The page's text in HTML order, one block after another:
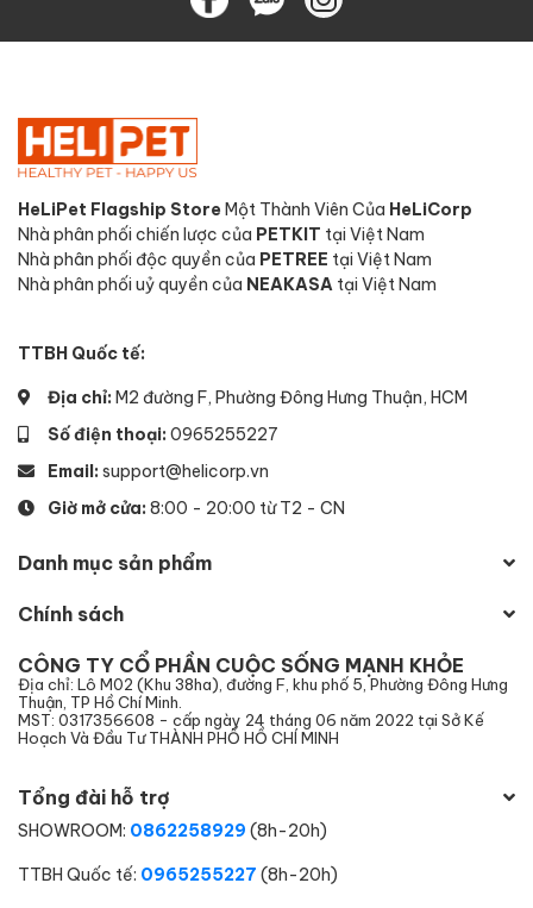
HeLiPet Flagship StoreMột Thành Viên Của HeLiCorp
Nhà phân phối chiến lược của PETKIT tại Việt Nam
Nhà phân phối độc quyền của PETREE tại Việt Nam
Nhà phân phối uỷ quyền của NEAKASA tại Việt Nam
TTBH Quốc tế:
Địa chỉ: M2 đường F, Phường Đông Hưng Thuận, HCM
Số điện thoại: 0965255227
Email: support@helicorp.vn
Giờ mở cửa: 8:00 - 20:00 từ T2 - CN
Danh mục sản phẩm
Chính sách
CÔNG TY CỔ PHẦN CUỘC SỐNG MẠNH KHỎE
Địa chỉ: Lô M02 (Khu 38ha), đường F, khu phố 5, Phường Đông Hưng
Thuận, TP Hồ Chí Minh.
MST: 0317356608 - cấp ngày 24 tháng 06 năm 2022 tại Sở Kế
Hoạch Và Đầu Tư THÀNH PHỐ HỒ CHÍ MINH
Tổng đài hỗ trợ
SHOWROOM: 0862258929 (8h-20h)
TTBH Quốc tế: 0965255227 (8h-20h)